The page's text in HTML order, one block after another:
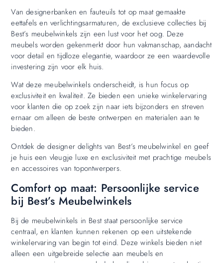
Van designerbanken en fauteuils tot op maat gemaakte
eettafels en verlichtingsarmaturen, de exclusieve collecties bij
Best’s meubelwinkels zijn een lust voor het oog. Deze
meubels worden gekenmerkt door hun vakmanschap, aandacht
voor detail en tijdloze elegantie, waardoor ze een waardevolle
investering zijn voor elk huis.
Wat deze meubelwinkels onderscheidt, is hun focus op
exclusiviteit en kwaliteit. Ze bieden een unieke winkelervaring
voor klanten die op zoek zijn naar iets bijzonders en streven
ernaar om alleen de beste ontwerpen en materialen aan te
bieden.
Ontdek de designer delights van Best’s meubelwinkel en geef
je huis een vleugje luxe en exclusiviteit met prachtige meubels
en accessoires van topontwerpers.
Comfort op maat: Persoonlijke service
bij Best’s Meubelwinkels
Bij de meubelwinkels in Best staat persoonlijke service
centraal, en klanten kunnen rekenen op een uitstekende
winkelervaring van begin tot eind. Deze winkels bieden niet
alleen een uitgebreide selectie aan meubels en